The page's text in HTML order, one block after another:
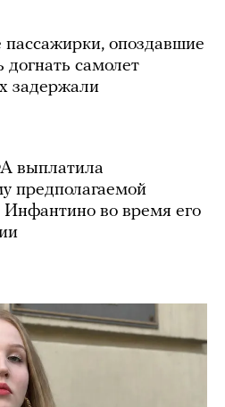
опоздавшие
догнать самолет
задержали
выплатила
предполагаемой
во время его